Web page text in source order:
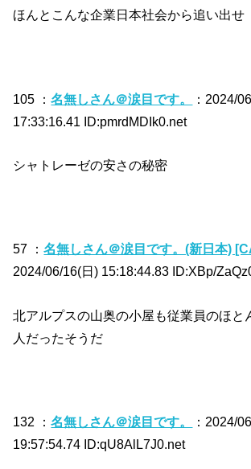
ほんとこんな企業日本社会から追い出せ
105 ：名無しさん＠涙目です。
：2024/
17:33:16.41 ID:pmrdMDIk0.net
シャトレーゼの安さの秘密
57 ：名無しさん＠涙目です。(新日本)
2024/06/16(日) 15:18:44.83 ID:XBp/
北アルプスの山奥の小屋も従業員のほと
人だったそうだ
132 ：名無しさん＠涙目です。
：2024/
19:57:54.74 ID:qU8AlL7J0.net